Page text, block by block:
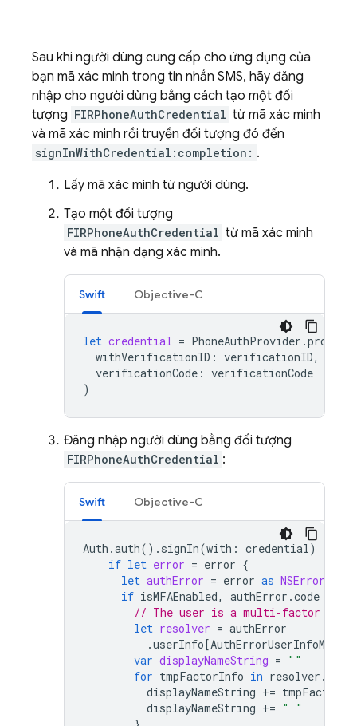
Sau khi người dùng cung cấp cho ứng dụng của
bạn mã xác minh trong tin nhắn SMS, hãy đăng
nhập cho người dùng bằng cách tạo một đối
tượng FIRPhoneAuthCredential từ mã xác minh
và mã xác minh rồi truyền đối tượng đó đến
signInWithCredential:completion: .
Lấy mã xác minh từ người dùng.
Tạo một đối tượng
FIRPhoneAuthCredential từ mã xác minh
và mã nhận dạng xác minh.
Swift Objective-C
let credential = PhoneAuthProvider .
withVerificationID : verificationID,
verificationCode : verificationCode
)
Đăng nhập người dùng bằng đối tượng
FIRPhoneAuthCredential :
Swift Objective-C
Auth .auth(). signIn(with : credential) {
if let error = error {
let authError = error as NSError
if isMFAEnabled, authError .code
// The user is a multi-factor
let resolver = authError
.userInfo[
var displayNameString = ""
for tmpFactorInfo in resolver .
displayNameString +=
displayNameString += " "